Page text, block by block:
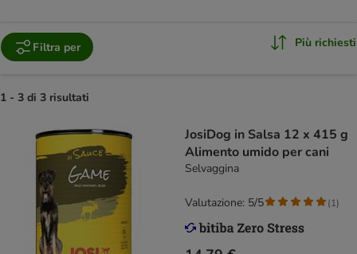
Filtra per Più richiesti
1 - 3 di 3 risultati
JosiDog in Salsa 12 x 415 g
Alimento umido per cani
Selvaggina
Valutazione: 5/5 (1)